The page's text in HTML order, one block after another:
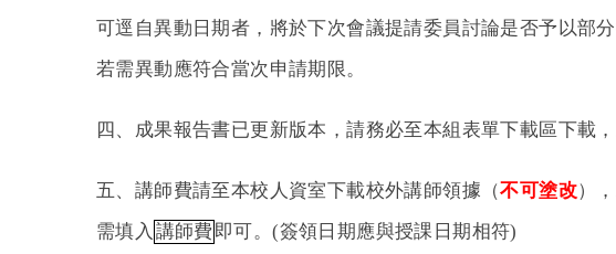
可逕自異動日期者，將於下次會議提請委員討論是否予以部
若需異動應符合當次申請期限。
四、成果報告書已更新版本，請務必至本組表單下載區下載
五、講師費請至本校人資室下載校外講師領據（不可塗改）
需填入 講師費 即可。(簽領日期應與授課日期相符)